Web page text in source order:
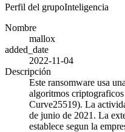
Perfil del grupoInteligencia
Nombre
mallox
added_date
2022-11-04
Descripción
Este ransomware usa
algoritmos
Curve25519). La
de junio de 2021. La
establece segun la